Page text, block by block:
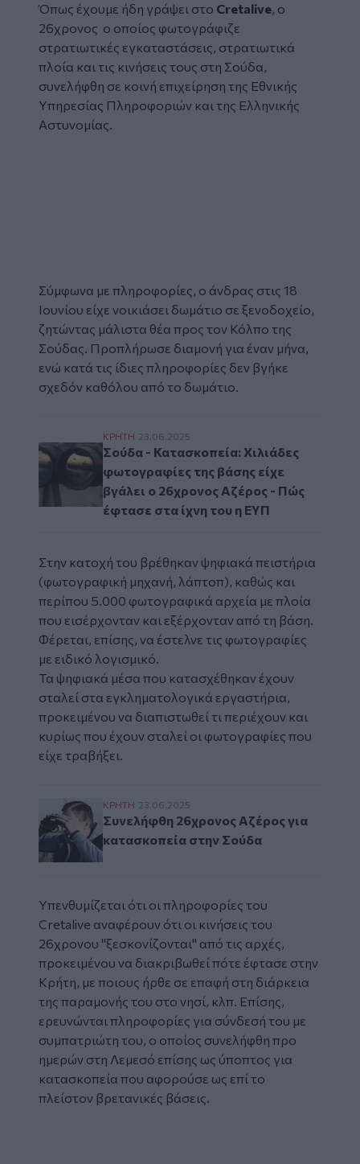
Όπως έχουμε ήδη γράψει στο Cretalive, ο
26χρονος ο οποίος φωτογράφιζε
στρατιωτικές εγκαταστάσεις, στρατιωτικά
πλοία και τις κινήσεις τους στη Σούδα,
συνελήφθη σε κοινή επιχείρηση της Εθνικής
Υπηρεσίας Πληροφοριών και της Ελληνικής
Αστυνομίας.
Σύμφωνα με πληροφορίες, ο άνδρας στις 18
Ιουνίου είχε νοικιάσει δωμάτιο σε ξενοδοχείο,
ζητώντας μάλιστα θέα προς τον Κόλπο της
Σούδας. Προπλήρωσε διαμονή για έναν μήνα,
ενώ κατά τις ίδιες πληροφορίες δεν βγήκε
σχεδόν καθόλου από το δωμάτιο.
Σούδα - Κατασκοπεία: Χιλιάδες
ΚΡΗΤΗ 23.06.2025
Σούδα - Κατασκοπεία: Χιλιάδες
φωτογραφίες της βάσης είχε
βγάλει ο 26χρονος Αζέρος - Πώς
έφτασε στα ίχνη του η ΕΥΠ
Στην κατοχή του βρέθηκαν ψηφιακά πειστήρια
(φωτογραφική μηχανή, λάπτοπ), καθώς και
περίπου 5.000 φωτογραφικά αρχεία με πλοία
που εισέρχονταν και εξέρχονταν από τη βάση.
Φέρεται, επίσης, να έστελνε τις φωτογραφίες
με ειδικό λογισμικό.
Τα ψηφιακά μέσα που κατασχέθηκαν έχουν
σταλεί στα εγκληματολογικά εργαστήρια,
προκειμένου να διαπιστωθεί τι περιέχουν και
κυρίως που έχουν σταλεί οι φωτογραφίες που
είχε τραβήξει.
Συνελήφθη 26χρονος Αζέρος για
ΚΡΗΤΗ 23.06.2025
Συνελήφθη 26χρονος Αζέρος για
κατασκοπεία στην Σούδα
Υπενθυμίζεται ότι οι πληροφορίες του
Cretalive αναφέρουν ότι οι κινήσεις του
26χρονου "ξεσκονίζονται" από τις αρχές,
προκειμένου να διακριβωθεί πότε έφτασε στην
Κρήτη, με ποιους ήρθε σε επαφή στη διάρκεια
της παραμονής του στο νησί, κλπ. Επίσης,
ερευνώνται πληροφορίες για σύνδεσή του με
συμπατριώτη του, ο οποίος συνελήφθη προ
ημερών στη Λεμεσό επίσης ως ύποπτος για
κατασκοπεία που αφορούσε ως επί το
πλείστον βρετανικές βάσεις.